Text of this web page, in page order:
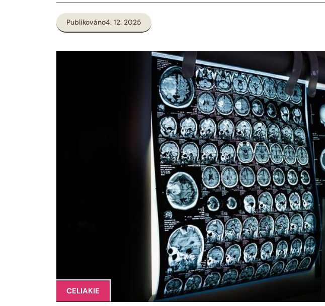
Publikováno4. 12. 2025
CELIAKIE